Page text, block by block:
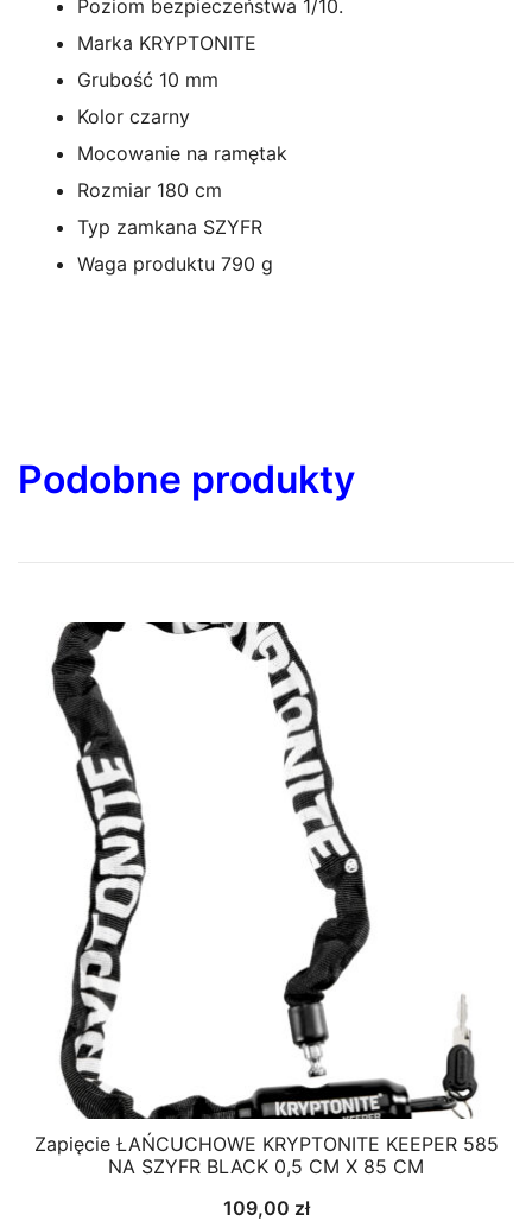
Poziom bezpieczeństwa 1/10.
Marka KRYPTONITE
Grubość 10 mm
Kolor czarny
Mocowanie na ramętak
Rozmiar 180 cm
Typ zamkana SZYFR
Waga produktu 790 g
Podobne produkty
Zapięcie ŁAŃCUCHOWE KRYPTONITE KEEPER 585
NA SZYFR BLACK 0,5 CM X 85 CM
109,00 zł